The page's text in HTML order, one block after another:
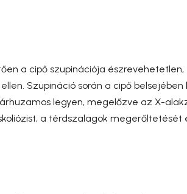
a cipő szupinációja
Szupináció során a cipő
legyen, megelőzve az X-
a térdszalagok megerőltetését